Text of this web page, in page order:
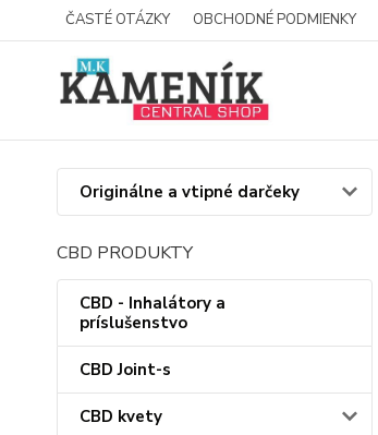
ČASTÉ OTÁZKY OBCHODNÉ PODMIENKY
Originálne a vtipné darčeky
CBD PRODUKTY
CBD - Inhalátory a
príslušenstvo
CBD Joint-s
CBD kvety